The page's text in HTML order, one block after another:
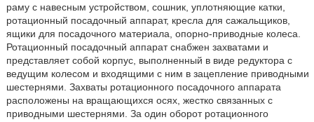
раму с навесным устройством, сошник, уплотняющие катки,
ротационный посадочный аппарат, кресла для сажальщиков,
ящики для посадочного материала, опорно-приводные колеса.
Ротационный посадочный аппарат снабжен захватами и
представляет собой корпус, выполненный в виде редуктора с
ведущим колесом и входящими с ним в зацепление приводными
шестернями. Захваты ротационного посадочного аппарата
расположены на вращающихся осях, жестко связанных с
приводными шестернями. За один оборот ротационного